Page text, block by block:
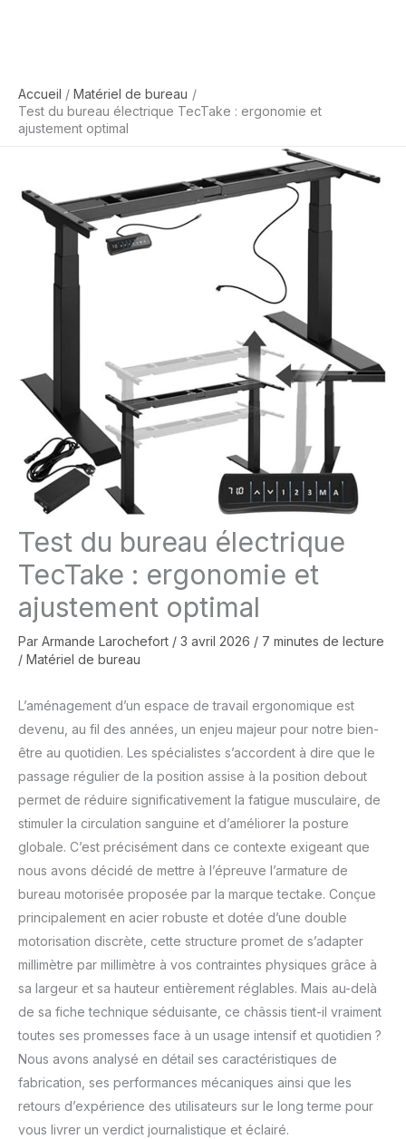
Accueil
Matériel de bureau
Test du bureau électrique TecTake : ergonomie et
ajustement optimal
Test du bureau électrique
TecTake : ergonomie et
ajustement optimal
Par Armande Larochefort / 3 avril 2026 / 7 minutes de lecture
/ Matériel de bureau
L’aménagement d’un espace de travail ergonomique est
devenu, au fil des années, un enjeu majeur pour notre bien-
être au quotidien. Les spécialistes s’accordent à dire que le
passage régulier de la position assise à la position debout
permet de réduire significativement la fatigue musculaire, de
stimuler la circulation sanguine et d’améliorer la posture
globale. C’est précisément dans ce contexte exigeant que
nous avons décidé de mettre à l’épreuve l’armature de
bureau motorisée proposée par la marque tectake. Conçue
principalement en acier robuste et dotée d’une double
motorisation discrète, cette structure promet de s’adapter
millimètre par millimètre à vos contraintes physiques grâce à
sa largeur et sa hauteur entièrement réglables. Mais au-delà
de sa fiche technique séduisante, ce châssis tient-il vraiment
toutes ses promesses face à un usage intensif et quotidien ?
Nous avons analysé en détail ses caractéristiques de
fabrication, ses performances mécaniques ainsi que les
retours d’expérience des utilisateurs sur le long terme pour
vous livrer un verdict journalistique et éclairé.